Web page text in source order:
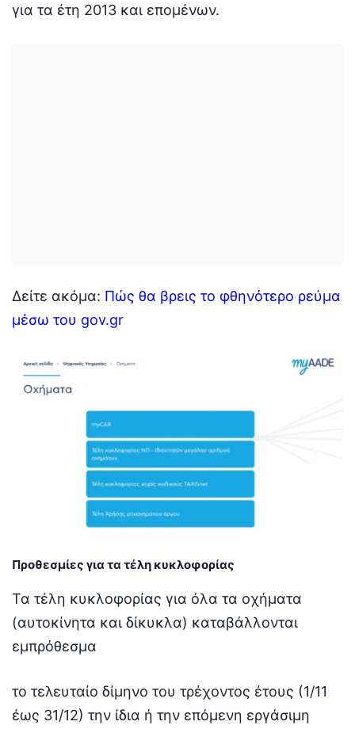
για τα έτη 2013 και επομένων.
Δείτε ακόμα: Πώς θα βρεις το φθηνότερο ρεύμα
μέσω του gov.gr
Προθεσμίες για τα τέλη κυκλοφορίας
Τα τέλη κυκλοφορίας για όλα τα οχήματα
(αυτοκίνητα και δίκυκλα) καταβάλλονται
εμπρόθεσμα
το τελευταίο δίμηνο του τρέχοντος έτους (1/11
έως 31/12) την ίδια ή την επόμενη εργάσιμη